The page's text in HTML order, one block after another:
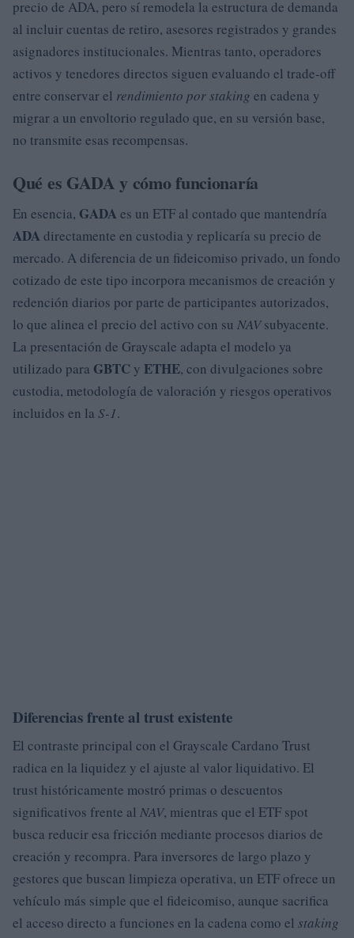
precio de ADA, pero sí remodela la estructura de demanda
al incluir cuentas de retiro, asesores registrados y grandes
asignadores institucionales. Mientras tanto, operadores
activos y tenedores directos siguen evaluando el trade-off
entre conservar el rendimiento por staking en cadena y
migrar a un envoltorio regulado que, en su versión base,
no transmite esas recompensas.
Qué es GADA y cómo funcionaría
En esencia, GADA es un ETF al contado que mantendría
ADA directamente en custodia y replicaría su precio de
mercado. A diferencia de un fideicomiso privado, un fondo
cotizado de este tipo incorpora mecanismos de creación y
redención diarios por parte de participantes autorizados,
lo que alinea el precio del activo con su NAVsubyacente.
La presentación de Grayscale adapta el modelo ya
utilizado para GBTC y ETHE, con divulgaciones sobre
custodia, metodología de valoración y riesgos operativos
incluidos en la S-1.
Diferencias frente al trust existente
El contraste principal con el Grayscale Cardano Trust
radica en la liquidez y el ajuste al valor liquidativo. El
trust históricamente mostró primas o descuentos
significativos frente al NAV, mientras que el ETF spot
busca reducir esa fricción mediante procesos diarios de
creación y recompra. Para inversores de largo plazo y
gestores que buscan limpieza operativa, un ETF ofrece un
vehículo más simple que el fideicomiso, aunque sacrifica
el acceso directo a funciones en la cadena como el staking